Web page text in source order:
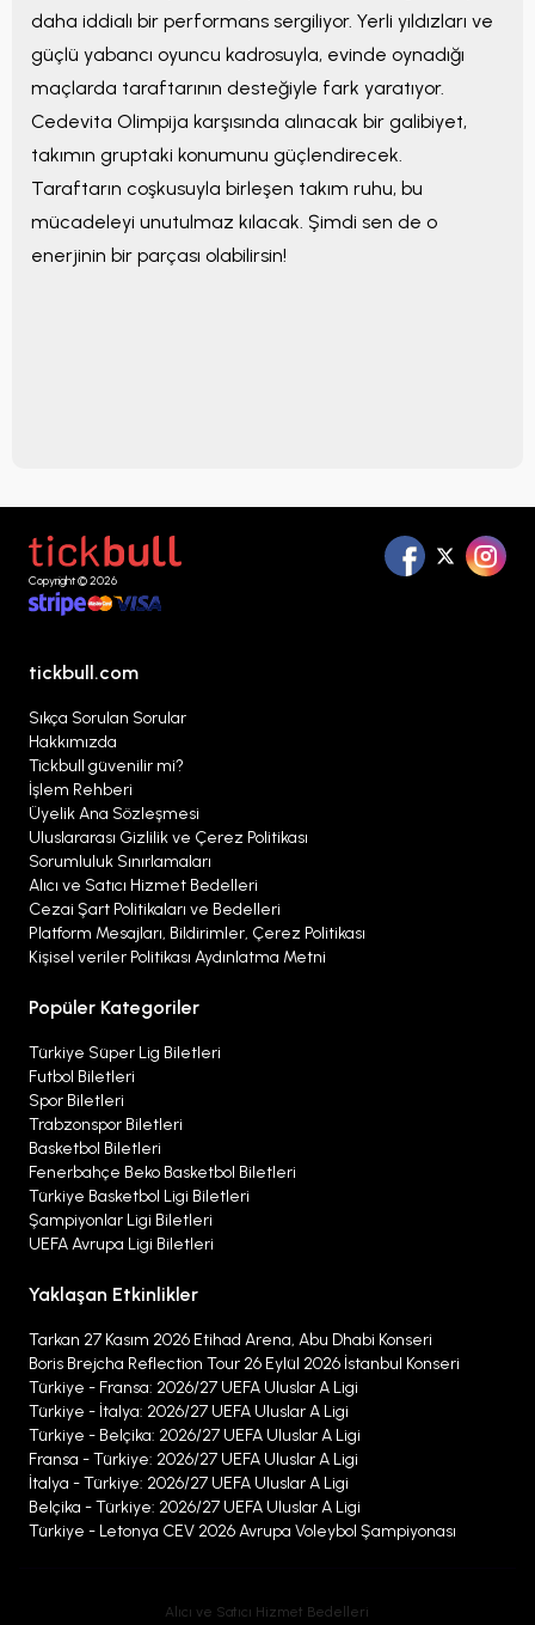
daha iddialı bir performans sergiliyor. Yerli yıldızları ve
güçlü yabancı oyuncu kadrosuyla, evinde oynadığı
maçlarda taraftarının desteğiyle fark yaratıyor.
Cedevita Olimpija karşısında alınacak bir galibiyet,
takımın gruptaki konumunu güçlendirecek.
Taraftarın coşkusuyla birleşen takım ruhu, bu
mücadeleyi unutulmaz kılacak. Şimdi sen de o
enerjinin bir parçası olabilirsin!
Copyright © 2026
tickbull.com
Sıkça Sorulan Sorular
Hakkımızda
Tickbull güvenilir mi?
İşlem Rehberi
Üyelik Ana Sözleşmesi
Uluslararası Gizlilik ve Çerez Politikası
Sorumluluk Sınırlamaları
Alıcı ve Satıcı Hizmet Bedelleri
Cezai Şart Politikaları ve Bedelleri
Platform Mesajları, Bildirimler, Çerez Politikası
Kişisel veriler Politikası Aydınlatma Metni
Popüler Kategoriler
Türkiye Süper Lig Biletleri
Futbol Biletleri
Spor Biletleri
Trabzonspor Biletleri
Basketbol Biletleri
Fenerbahçe Beko Basketbol Biletleri
Türkiye Basketbol Ligi Biletleri
Şampiyonlar Ligi Biletleri
UEFA Avrupa Ligi Biletleri
Yaklaşan Etkinlikler
Tarkan 27 Kasım 2026 Etihad Arena, Abu Dhabi Konseri
Boris Brejcha Reflection Tour 26 Eylül 2026 İstanbul Konseri
Türkiye - Fransa: 2026/27 UEFA Uluslar A Ligi
Türkiye - İtalya: 2026/27 UEFA Uluslar A Ligi
Türkiye - Belçika: 2026/27 UEFA Uluslar A Ligi
Fransa - Türkiye: 2026/27 UEFA Uluslar A Ligi
İtalya - Türkiye: 2026/27 UEFA Uluslar A Ligi
Belçika - Türkiye: 2026/27 UEFA Uluslar A Ligi
Türkiye - Letonya CEV 2026 Avrupa Voleybol Şampiyonası
Alıcı ve Satıcı Hizmet Bedelleri